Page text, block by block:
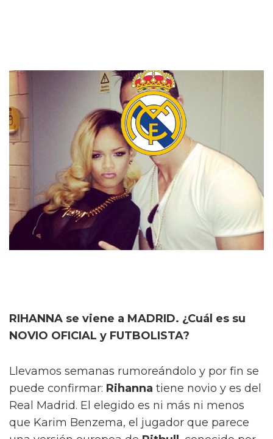
RIHANNA se viene a MADRID. ¿Cuál es su
NOVIO OFICIAL y FUTBOLISTA?
Llevamos semanas rumoreándolo y por fin se
puede confirmar: Rihanna tiene novio y es del
Real Madrid. El elegido es ni más ni menos
que Karim Benzema, el jugador que parece